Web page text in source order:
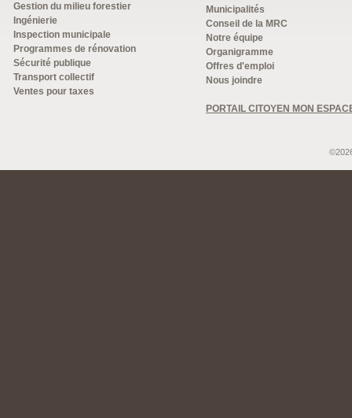
Gestion du milieu forestier
Ingénierie
Inspection municipale
Programmes de rénovation
Sécurité publique
Transport collectif
Ventes pour taxes
Municipalités
Conseil de la MRC
Notre équipe
Organigramme
Offres d'emploi
Nous joindre
PORTAIL CITOYEN MON